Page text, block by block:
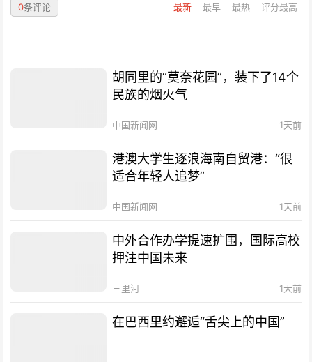
最新 最早 最热 评分最高
0条评论
胡同里的“莫奈花园”，装下了14个
民族的烟火气
中国新闻网 1天前
港澳大学生逐浪海南自贸港：“很
适合年轻人追梦”
中国新闻网 1天前
中外合作办学提速扩围，国际高校
押注中国未来
三里河 1天前
在巴西里约邂逅“舌尖上的中国”